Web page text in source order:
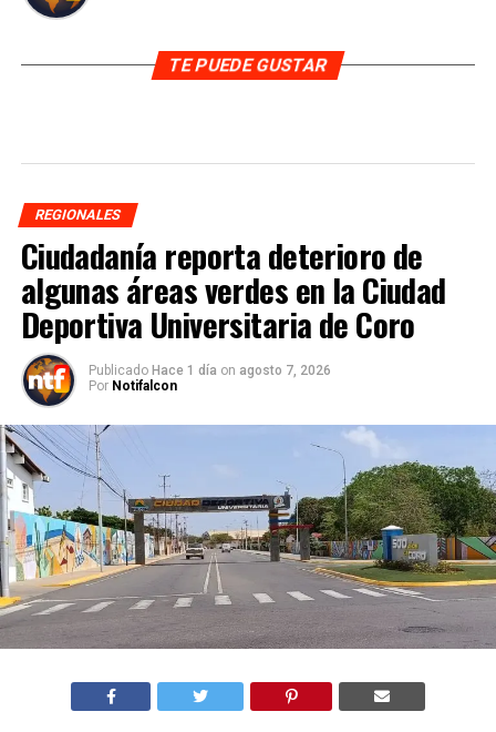
TE PUEDE GUSTAR
REGIONALES
Ciudadanía reporta deterioro de
algunas áreas verdes en la Ciudad
Deportiva Universitaria de Coro
Publicado Hace 1 día on agosto 7, 2026
Por Notifalcon